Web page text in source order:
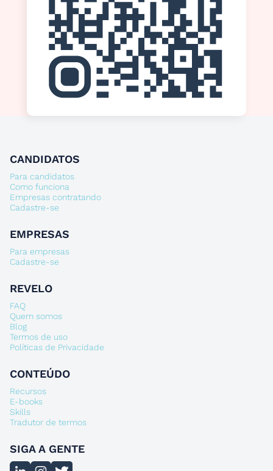
CANDIDATOS
Para candidatos
Como funciona
Empresas contratando
Cadastre-se
EMPRESAS
Para empresas
Cadastre-se
REVELO
FAQ
Quem somos
Blog
Termos de uso
Políticas de Privacidade
CONTEÚDO
Recursos
E-books
Skills
Tradutor de termos
SIGA A GENTE